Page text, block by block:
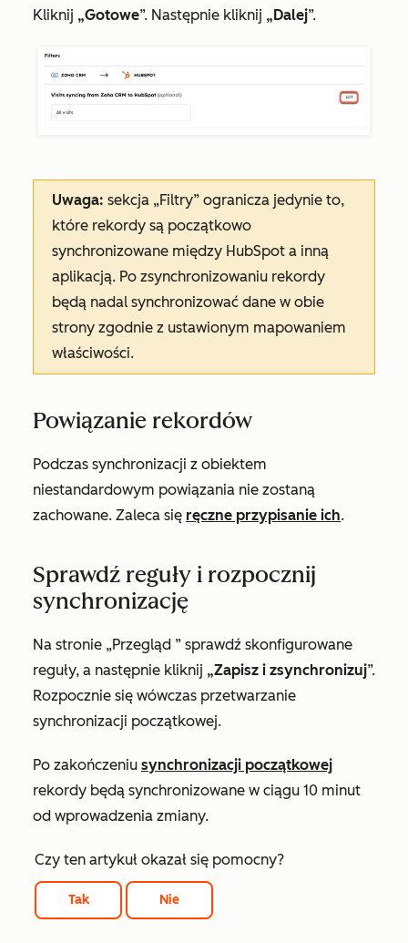
Kliknij „Gotowe”. Następnie kliknij „Dalej”.
Uwaga: sekcja „Filtry” ogranicza jedynie to,
które rekordy są początkowo
synchronizowane między HubSpot a inną
aplikacją. Po zsynchronizowaniu rekordy
będą nadal synchronizować dane w obie
strony zgodnie z ustawionym mapowaniem
właściwości.
Powiązanie rekordów
Podczas synchronizacji z obiektem
niestandardowym powiązania nie zostaną
zachowane. Zaleca się ręczne przypisanie ich.
Sprawdź reguły i rozpocznij
synchronizację
Na stronie „Przegląd ” sprawdź skonfigurowane
reguły, a następnie kliknij „Zapisz i zsynchronizuj”.
Rozpocznie się wówczas przetwarzanie
synchronizacji początkowej.
Po zakończeniu synchronizacji początkowej
rekordy będą synchronizowane w ciągu 10 minut
od wprowadzenia zmiany.
Czy ten artykuł okazał się pomocny?
Tak Nie